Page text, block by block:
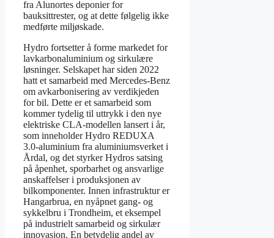
fra Alunortes deponier for
bauksittrester, og at dette følgelig ikke
medførte miljøskade.
Hydro fortsetter å forme markedet for
lavkarbonaluminium og sirkulære
løsninger. Selskapet har siden 2022
hatt et samarbeid med Mercedes-Benz
om avkarbonisering av verdikjeden
for bil. Dette er et samarbeid som
kommer tydelig til uttrykk i den nye
elektriske CLA-modellen lansert i år,
som inneholder Hydro REDUXA
3.0-aluminium fra aluminiumsverket i
Årdal, og det styrker Hydros satsing
på åpenhet, sporbarhet og ansvarlige
anskaffelser i produksjonen av
bilkomponenter. Innen infrastruktur er
Hangarbrua, en nyåpnet gang- og
sykkelbru i Trondheim, et eksempel
på industrielt samarbeid og sirkulær
innovasjon. En betydelig andel av